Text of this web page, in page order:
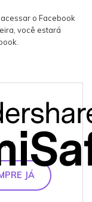
o Facebook
você estará
JÁ